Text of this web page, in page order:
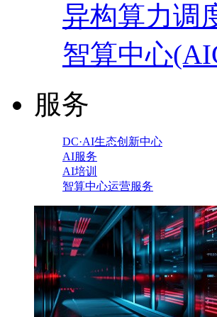
异构算力调
智算中心
服务
DC·AI生态创新中心
AI服务
AI培训
智算中心运营服务